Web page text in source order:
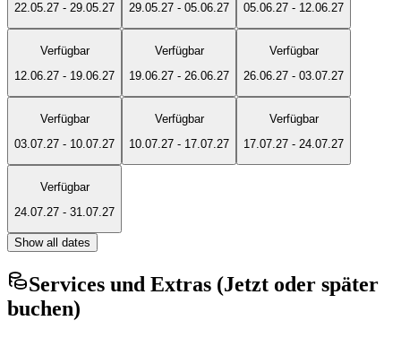
22.05.27 - 29.05.27
29.05.27 - 05.06.27
05.06.27 - 12.06.27
Verfügbar
12.06.27 - 19.06.27
Verfügbar
19.06.27 - 26.06.27
Verfügbar
26.06.27 - 03.07.27
Verfügbar
03.07.27 - 10.07.27
Verfügbar
10.07.27 - 17.07.27
Verfügbar
17.07.27 - 24.07.27
Verfügbar
24.07.27 - 31.07.27
Show all dates
Services und Extras (Jetzt oder später
buchen)